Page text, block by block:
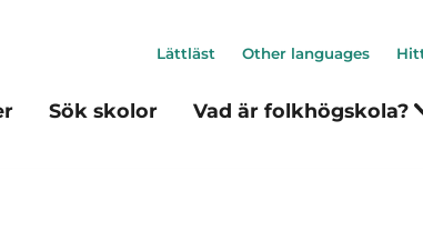
Sök skolor Vad är folkhögskola?
Lättläst Other languages